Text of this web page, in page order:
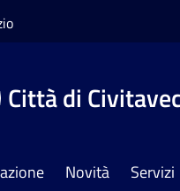
Città di
Novità Servizi